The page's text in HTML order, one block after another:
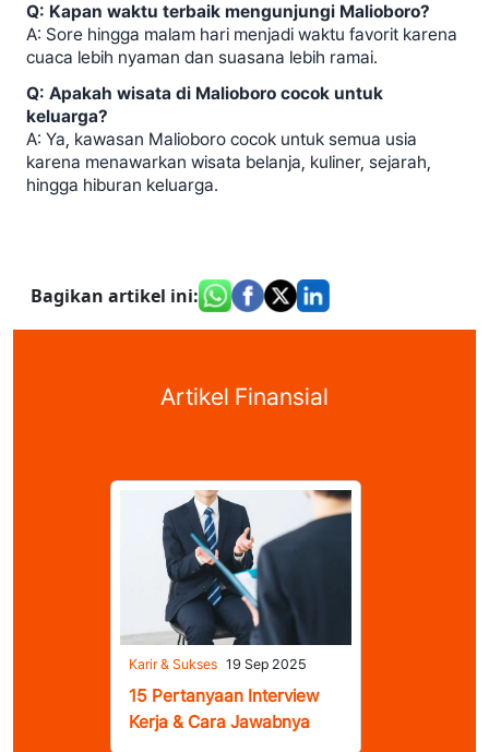
Q: Kapan waktu terbaik mengunjungi Malioboro?
A: Sore hingga malam hari menjadi waktu favorit karena
cuaca lebih nyaman dan suasana lebih ramai.
Q: Apakah wisata di Malioboro cocok untuk
keluarga?
A: Ya, kawasan Malioboro cocok untuk semua usia
karena menawarkan wisata belanja, kuliner, sejarah,
hingga hiburan keluarga.
Bagikan artikel ini:
Artikel Finansial
Karir & Sukses 19 Sep 2025
15 Pertanyaan Interview
Kerja & Cara Jawabnya